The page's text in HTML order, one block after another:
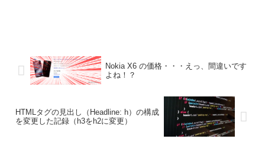
Nokia X6 の価格・・・えっ、間違いです
よね！？
HTMLタグの見出し（Headline: h）の構成
を変更した記録（h3をh2に変更）